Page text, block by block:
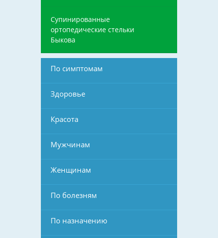
Супинированные
ортопедические стельки
Быкова
По симптомам
Здоровье
Красота
Мужчинам
Женщинам
По болезням
По назначению